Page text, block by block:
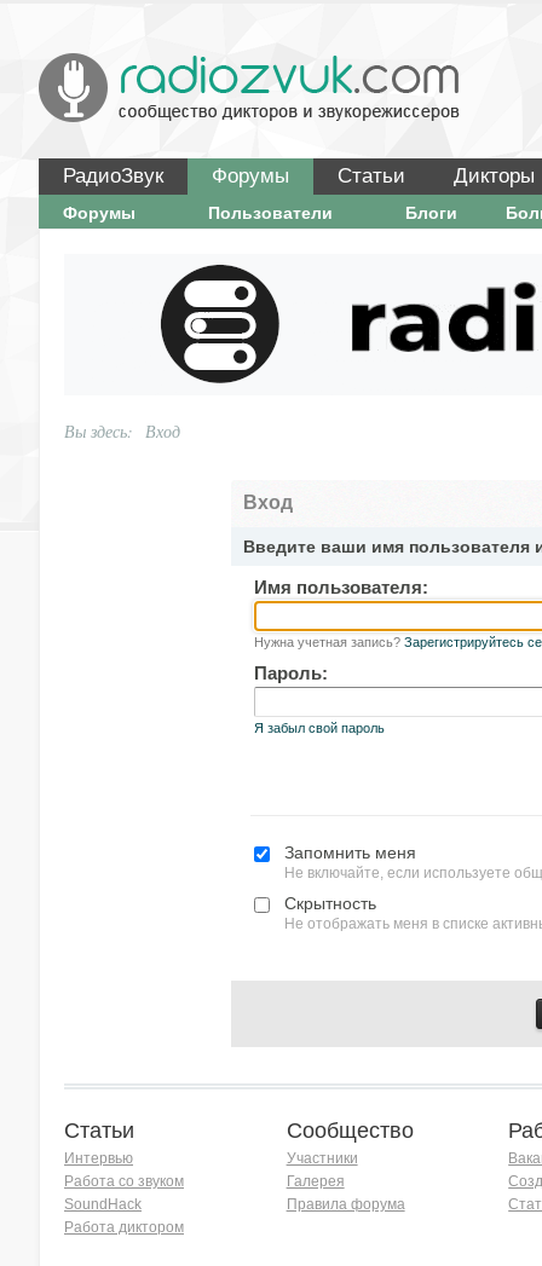
РадиоЗвук Форумы Статьи Дикторы
Форумы Пользователи Блоги
Вы здесь: Вход
Вход
Введите ваши имя пользователя
Имя пользователя:
Нужна учетная запись? Зарегистрируйтесь
Пароль:
Я забыл свой пароль
Запомнить меня
Не включайте, если используете
Скрытность
Не отображать меня в списке
Статьи
Интервью
Работа со звуком
SoundHack
Работа диктором
Сообщество
Участники
Галерея
Правила форума